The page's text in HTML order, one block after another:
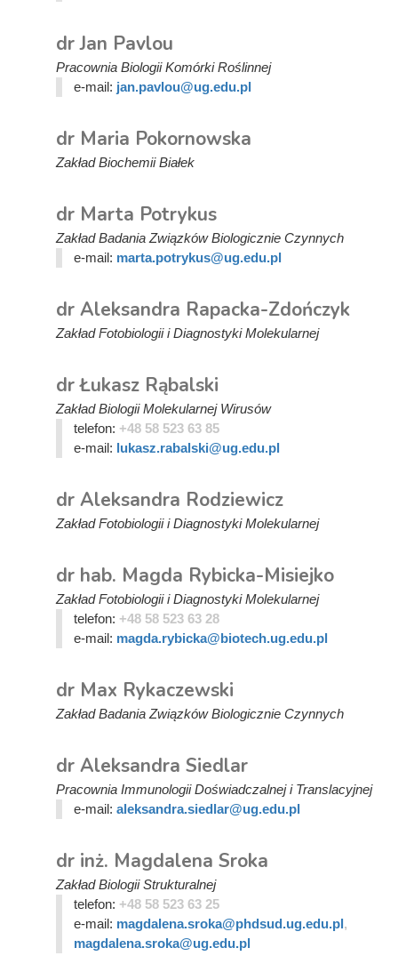
dr Jan Pavlou
Pracownia Biologii Komórki Roślinnej
e-mail: jan.pavlou@ug.edu.pl
dr Maria Pokornowska
Zakład Biochemii Białek
dr Marta Potrykus
Zakład Badania Związków Biologicznie Czynnych
e-mail: marta.potrykus@ug.edu.pl
dr Aleksandra Rapacka-Zdończyk
Zakład Fotobiologii i Diagnostyki Molekularnej
dr Łukasz Rąbalski
Zakład Biologii Molekularnej Wirusów
telefon: +48 58 523 63 85
e-mail: lukasz.rabalski@ug.edu.pl
dr Aleksandra Rodziewicz
Zakład Fotobiologii i Diagnostyki Molekularnej
dr hab. Magda Rybicka-Misiejko
Zakład Fotobiologii i Diagnostyki Molekularnej
telefon: +48 58 523 63 28
e-mail: magda.rybicka@biotech.ug.edu.pl
dr Max Rykaczewski
Zakład Badania Związków Biologicznie Czynnych
dr Aleksandra Siedlar
Pracownia Immunologii Doświadczalnej i Translacyjnej
e-mail: aleksandra.siedlar@ug.edu.pl
dr inż. Magdalena Sroka
Zakład Biologii Strukturalnej
telefon: +48 58 523 63 25
e-mail: magdalena.sroka@phdsud.ug.edu.pl,
magdalena.sroka@ug.edu.pl